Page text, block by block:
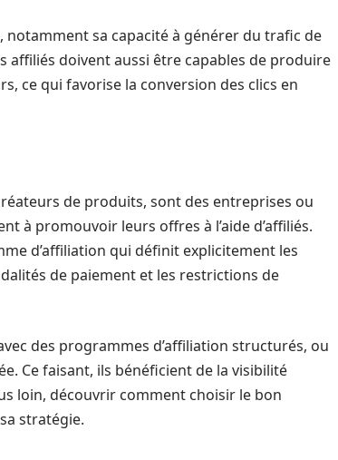
notamment sa capacité à générer du trafic de
affiliés doivent aussi être capables de produire
ce qui favorise la conversion des clics en
de produits, sont des entreprises ou
à promouvoir leurs offres à l’aide d’affiliés.
d’affiliation qui définit explicitement les
de paiement et les restrictions de
des programmes d’affiliation structurés, ou
Ce faisant, ils bénéficient de la visibilité
loin, découvrir comment choisir le bon
stratégie.